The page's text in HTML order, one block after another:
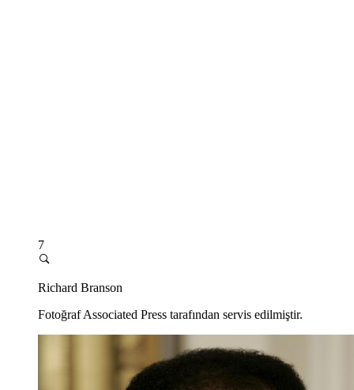
7
Richard Branson
Fotoğraf Associated Press tarafından servis edilmiştir.